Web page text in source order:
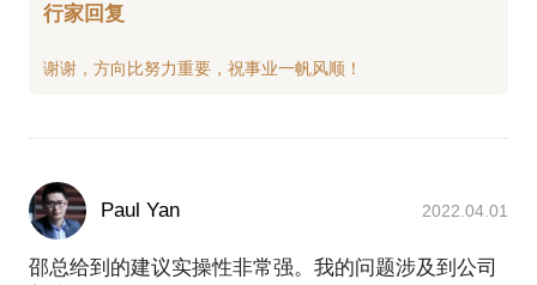
行家回复
Paul Yan 2022.04.01
邵总给到的建议实操性非常强。我的问题涉及到公司